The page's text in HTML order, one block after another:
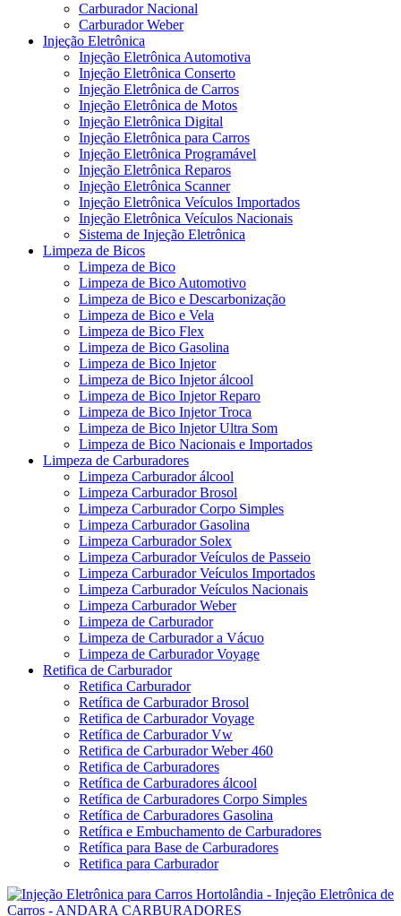
Carburador Nacional
Carburador Weber
Injeção Eletrônica
Injeção Eletrônica Automotiva
Injeção Eletrônica Conserto
Injeção Eletrônica de Carros
Injeção Eletrônica de Motos
Injeção Eletrônica Digital
Injeção Eletrônica para Carros
Injeção Eletrônica Programável
Injeção Eletrônica Reparos
Injeção Eletrônica Scanner
Injeção Eletrônica Veículos Importados
Injeção Eletrônica Veículos Nacionais
Sistema de Injeção Eletrônica
Limpeza de Bicos
Limpeza de Bico
Limpeza de Bico Automotivo
Limpeza de Bico e Descarbonização
Limpeza de Bico e Vela
Limpeza de Bico Flex
Limpeza de Bico Gasolina
Limpeza de Bico Injetor
Limpeza de Bico Injetor álcool
Limpeza de Bico Injetor Reparo
Limpeza de Bico Injetor Troca
Limpeza de Bico Injetor Ultra Som
Limpeza de Bico Nacionais e Importados
Limpeza de Carburadores
Limpeza Carburador álcool
Limpeza Carburador Brosol
Limpeza Carburador Corpo Simples
Limpeza Carburador Gasolina
Limpeza Carburador Solex
Limpeza Carburador Veículos de Passeio
Limpeza Carburador Veículos Importados
Limpeza Carburador Veículos Nacionais
Limpeza Carburador Weber
Limpeza de Carburador
Limpeza de Carburador a Vácuo
Limpeza de Carburador Voyage
Retifica de Carburador
Retifica Carburador
Retífica de Carburador Brosol
Retifica de Carburador Voyage
Retífica de Carburador Vw
Retifica de Carburador Weber 460
Retifica de Carburadores
Retífica de Carburadores álcool
Retífica de Carburadores Corpo Simples
Retífica de Carburadores Gasolina
Retífica e Embuchamento de Carburadores
Retífica para Base de Carburadores
Retifica para Carburador